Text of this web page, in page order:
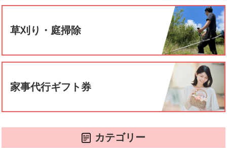
草刈り・庭掃除
家事代行ギフト券
カテゴリー